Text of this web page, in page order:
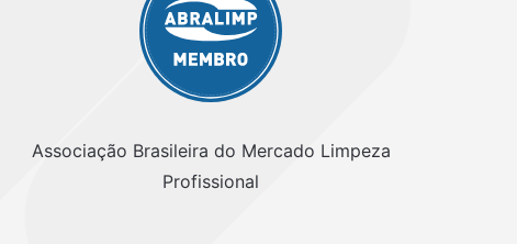
Associação Brasileira do Mercado Limpeza
Profissional